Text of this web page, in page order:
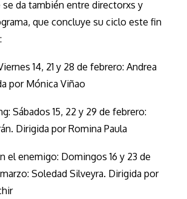
se da también entre directorxs y
que concluye su ciclo este fin
14, 21 y 28 de febrero: Andrea
por Mónica Viñao
Sábados 15, 22 y 29 de febrero:
Dirigida por Romina Paula
el enemigo: Domingos 16 y 23 de
Soledad Silveyra. Dirigida por